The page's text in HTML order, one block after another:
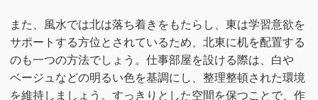
また、風水では北は落ち着きをもたらし、東は学習意欲を
サポートする方位とされているため、北東に机を配置する
のも一つの方法でしょう。仕事部屋を設ける際は、白や
ベージュなどの明るい色を基調にし、整理整頓された環境
を維持しましょう。すっきりとした空間を保つことで、作